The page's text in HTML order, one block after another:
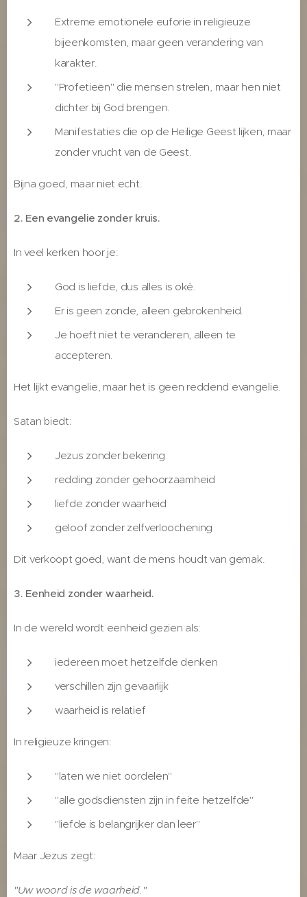
Extreme emotionele euforie in religieuze
bijeenkomsten, maar geen verandering van
karakter.
"Profetieën" die mensen strelen, maar hen niet
dichter bij God brengen.
Manifestaties die op de Heilige Geest lijken, maar
zonder vrucht van de Geest.
Bijna goed, maar niet echt.
2. Een evangelie zonder kruis.
In veel kerken hoor je:
God is liefde, dus alles is oké.
Er is geen zonde, alleen gebrokenheid.
Je hoeft niet te veranderen, alleen te
accepteren.
Het lijkt evangelie, maar het is geen reddend evangelie.
Satan biedt:
Jezus zonder bekering
redding zonder gehoorzaamheid
liefde zonder waarheid
geloof zonder zelfverloochening
Dit verkoopt goed, want de mens houdt van gemak.
3. Eenheid zonder waarheid.
In de wereld wordt eenheid gezien als:
iedereen moet hetzelfde denken
verschillen zijn gevaarlijk
waarheid is relatief
In religieuze kringen:
"laten we niet oordelen"
"alle godsdiensten zijn in feite hetzelfde"
"liefde is belangrijker dan leer"
Maar Jezus zegt:
"Uw woord is de waarheid."